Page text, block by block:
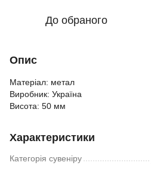
До обраного
Опис
Матеріал: метал
Виробник: Україна
Висота: 50 мм
Характеристики
Категорія сувеніру